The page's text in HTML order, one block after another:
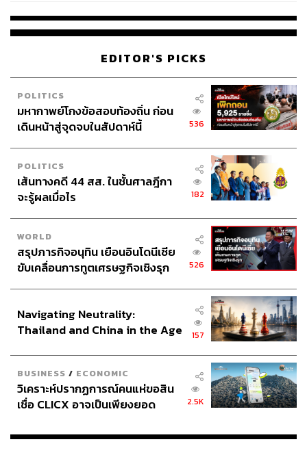
Misozuke Hamachi (550 บาท)
ของหมักดองที่ทางร้านทำเอง
อาหารเช้าอิชิจู ซันไซของ OKONOMI นั้นมีให้เลือกทั้งหมด 4
จานหลัก ทางร้านมีปลาให้เลือก 4 แบบ แตกต่างกันตรงที่การ
EDITOR'S PICKS
POLITICS
มหากาพย์โกงข้อสอบท้องถิ่น ก่อน
เดินหน้าสู่จุดจบในสัปดาห์นี้
536
POLITICS
เส้นทางคดี 44 สส. ในชั้นศาลฎีกา
จะรู้ผลเมื่อไร
182
WORLD
สรุปภารกิจอนุทิน เยือนอินโดนีเซีย
ขับเคลื่อนการทูตเศรษฐกิจเชิงรุก
526
Navigating Neutrality:
Thailand and China in the Age
157
BUSINESS / ECONOMIC
วิเคราะห์ปรากฏการณ์คนแห่ขอสิน
เชื่อ CLICX อาจเป็นเพียงยอด
เรือนไทยที่ถูกซุกไว้
2.5K